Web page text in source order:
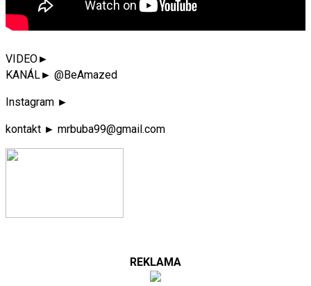
VIDEO►
KANÁL► @BeAmazed
Instagram ►
kontakt ► mrbuba99@gmail.com
REKLAMA